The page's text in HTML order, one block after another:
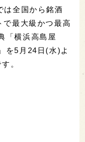
は全国から銘酒
最大級かつ最高
「横浜高島屋
を5月24日(水)よ
。